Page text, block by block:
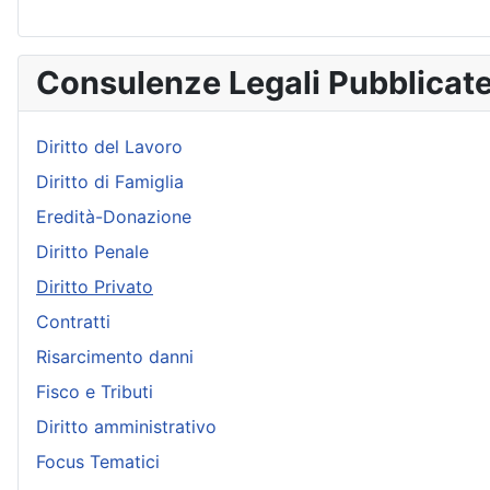
Consulenze Legali
Diritto del Lavoro
Diritto di Famiglia
Eredità-Donazione
Diritto Penale
Diritto Privato
Contratti
Risarcimento danni
Fisco e Tributi
Diritto amministrativo
Focus Tematici